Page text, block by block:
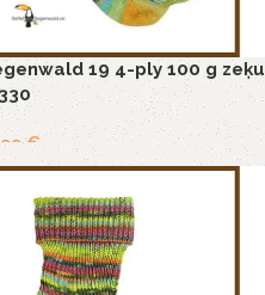
19 4-ply 100 g zeķu
€